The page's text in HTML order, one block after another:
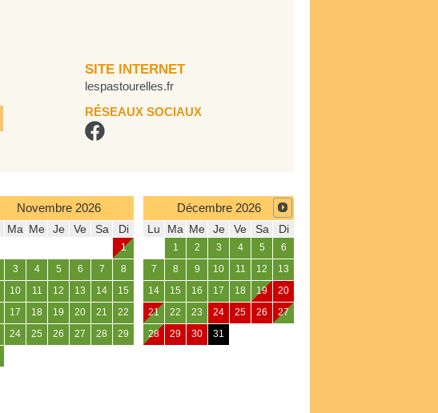
SITE INTERNET
lespastourelles.fr
RÉSEAUX SOCIAUX
Novembre 2026
Ma Me Je Ve Sa Di
1
3 4 5 6 7 8
10 11 12 13 14 15
17 18 19 20 21 22
24 25 26 27 28 29
Décembre 2026
Lu Ma Me Je Ve Sa Di
1 2 3 4 5 6
7 8 9 10 11 12 13
14 15 16 17 18 19 20
21 22 23 24 25 26 27
28 29 30 31